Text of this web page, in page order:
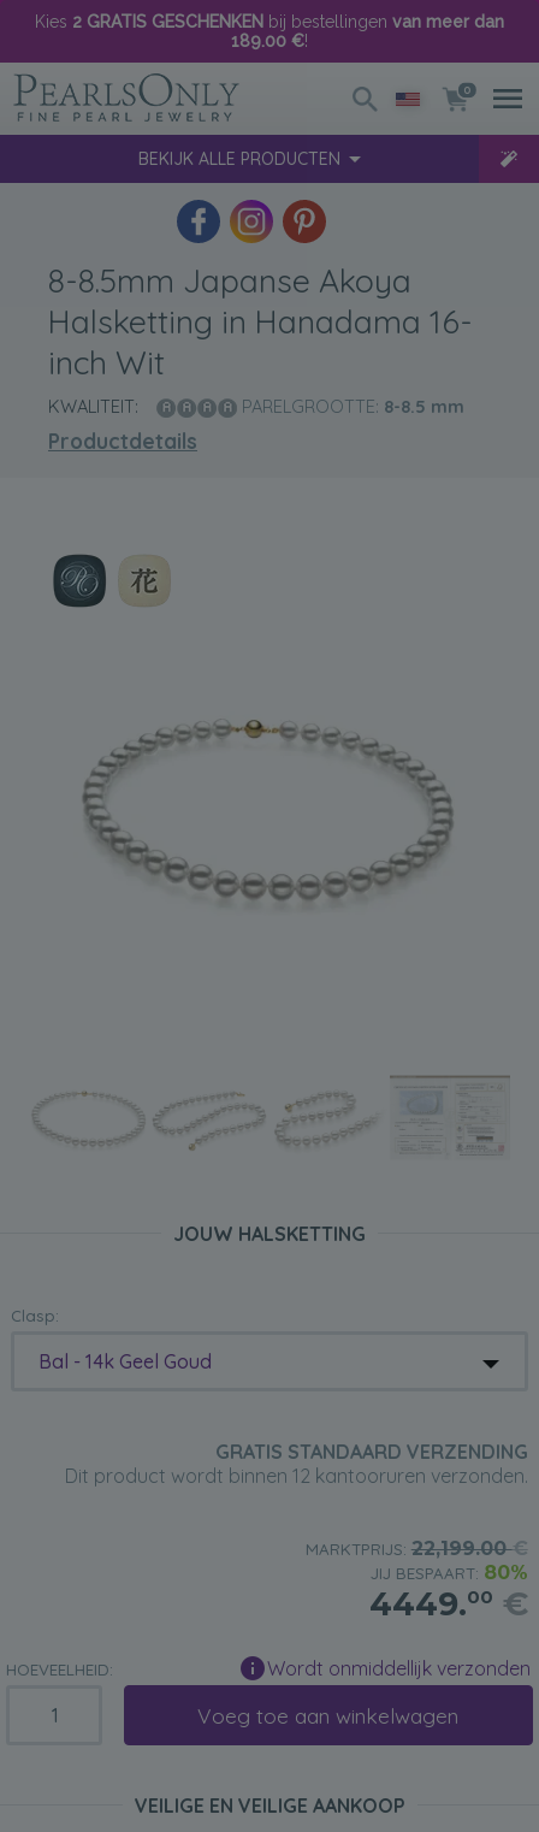
Kies 2 GRATIS GESCHENKEN bij bestellingen van meer dan
189.00 €!
0
BEKIJK ALLE PRODUCTEN
8-8.5mm Japanse Akoya
Halsketting in Hanadama 16-
inch Wit
KWALITEIT: PARELGROOTTE: 8-8.5 mm
Productdetails
JOUW HALSKETTING
Clasp:
Bal - 14k Geel Goud
GRATIS STANDAARD VERZENDING
Dit product wordt binnen 12 kantooruren verzonden.
MARKTPRIJS: 22,199.00€
JIJ BESPAART: 80%
4449.00 €
HOEVEELHEID: Wordt onmiddellijk verzonden
Voeg toe aan winkelwagen
VEILIGE EN VEILIGE AANKOOP